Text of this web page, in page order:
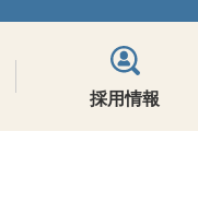
採用情報